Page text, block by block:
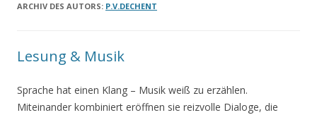
ARCHIV DES AUTORS: P.V.DECHENT
Lesung & Musik
Sprache hat einen Klang – Musik weiß zu erzählen.
Miteinander kombiniert eröffnen sie reizvolle Dialoge, die